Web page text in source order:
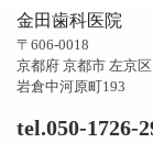
金田歯科医院
〒606-0018
京都府 京都市 左京区
岩倉中河原町193
tel.050-1726-